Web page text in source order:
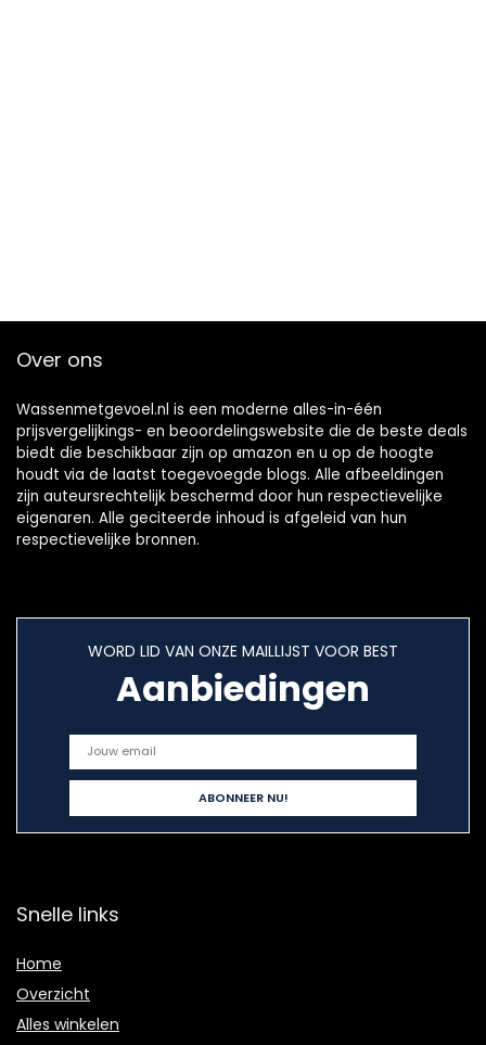
Over ons
Wassenmetgevoel.nl is een moderne alles-in-één
prijsvergelijkings- en beoordelingswebsite die de beste deals
biedt die beschikbaar zijn op amazon en u op de hoogte
houdt via de laatst toegevoegde blogs. Alle afbeeldingen
zijn auteursrechtelijk beschermd door hun respectievelijke
eigenaren. Alle geciteerde inhoud is afgeleid van hun
respectievelijke bronnen.
WORD LID VAN ONZE MAILLIJST VOOR BEST
Aanbiedingen
Snelle links
Home
Overzicht
Alles winkelen